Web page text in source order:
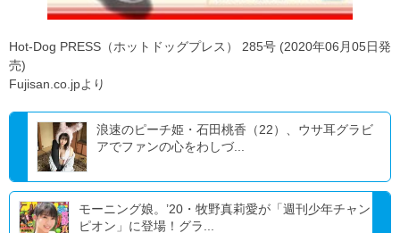
Hot-Dog PRESS（ホットドッグプレス） 285号 (2020年06月05日発
売)
Fujisan.co.jpより
浪速のピーチ姫・石田桃香（22）、ウサ耳グラビ
アでファンの心をわしづ...
モーニング娘。’20・牧野真莉愛が「週刊少年チャン
ピオン」に登場！グラ...